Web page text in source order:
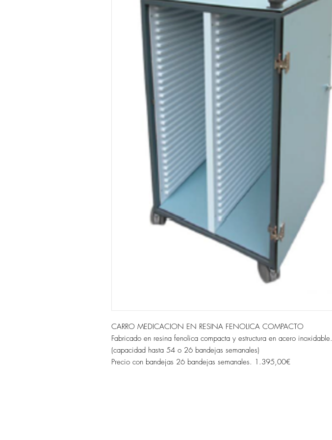
CARRO MEDICACION EN RESINA FENOLICA COMPACTO
Fabricado en resina fenolica compacta y estructura en acero inoxidable.
(capacidad hasta 54 o 26 bandejas semanales)
Precio con bandejas 26 bandejas semanales. 1.395,00€